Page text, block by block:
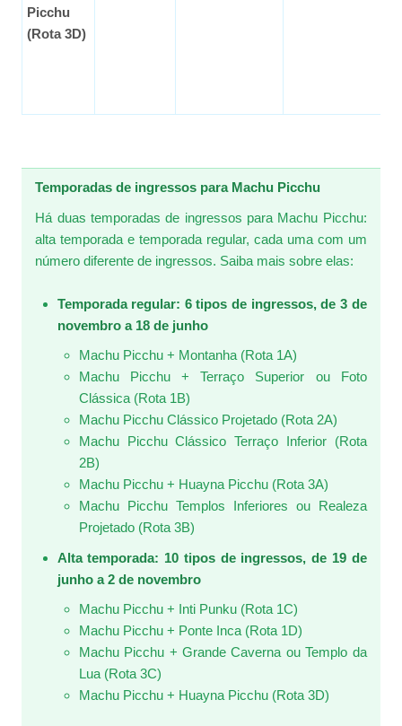
Picchu
(Rota 3D)
Temporadas de ingressos para Machu Picchu
Há duas temporadas de ingressos para Machu Picchu:
alta temporada e temporada regular, cada uma com um
número diferente de ingressos. Saiba mais sobre elas:
Temporada regular: 6 tipos de ingressos, de 3 de
novembro a 18 de junho
Machu Picchu + Montanha (Rota 1A)
Machu Picchu + Terraço Superior ou Foto
Clássica (Rota 1B)
Machu Picchu Clássico Projetado (Rota 2A)
Machu Picchu Clássico Terraço Inferior (Rota
2B)
Machu Picchu + Huayna Picchu (Rota 3A)
Machu Picchu Templos Inferiores ou Realeza
Projetado (Rota 3B)
Alta temporada: 10 tipos de ingressos, de 19 de
junho a 2 de novembro
Machu Picchu + Inti Punku (Rota 1C)
Machu Picchu + Ponte Inca (Rota 1D)
Machu Picchu + Grande Caverna ou Templo da
Lua (Rota 3C)
Machu Picchu + Huayna Picchu (Rota 3D)